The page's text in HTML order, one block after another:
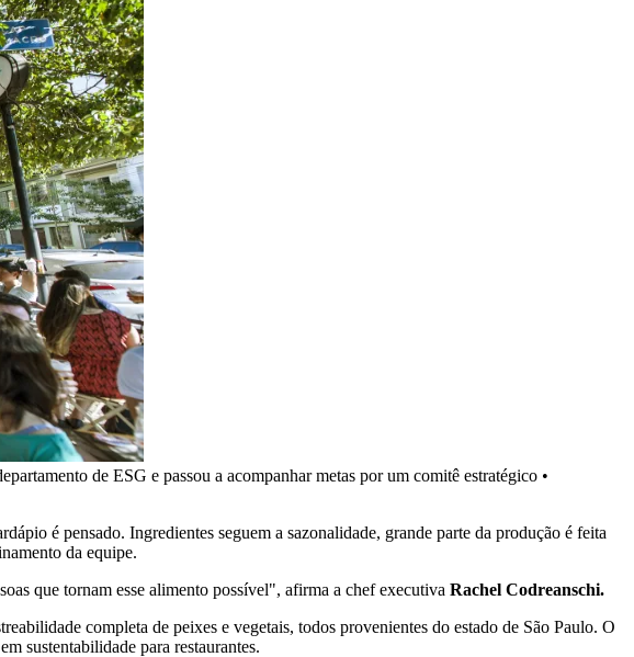
de ESG e passou a acompanhar metas por um comitê estratégico •
é pensado. Ingredientes seguem a sazonalidade, grande parte da produção é feita
da equipe.
que tornam esse alimento possível", afirma a chef executiva Rachel Codreanschi.
completa de peixes e vegetais, todos provenientes do estado de São Paulo. O
sustentabilidade para restaurantes.